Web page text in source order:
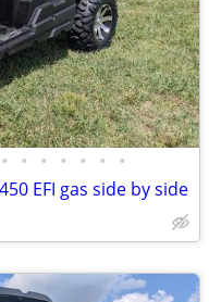
• • • • • • •
EFI gas side by side